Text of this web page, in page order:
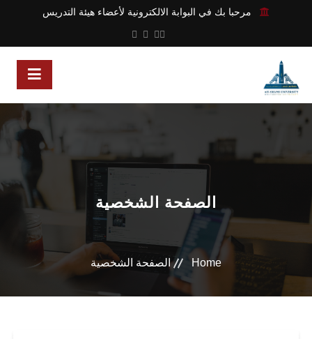
مرحبا بك في البوابة الالكترونية لأعضاء هيئة التدريس
الصفحة الشخصية
Home الصفحة الشخصية